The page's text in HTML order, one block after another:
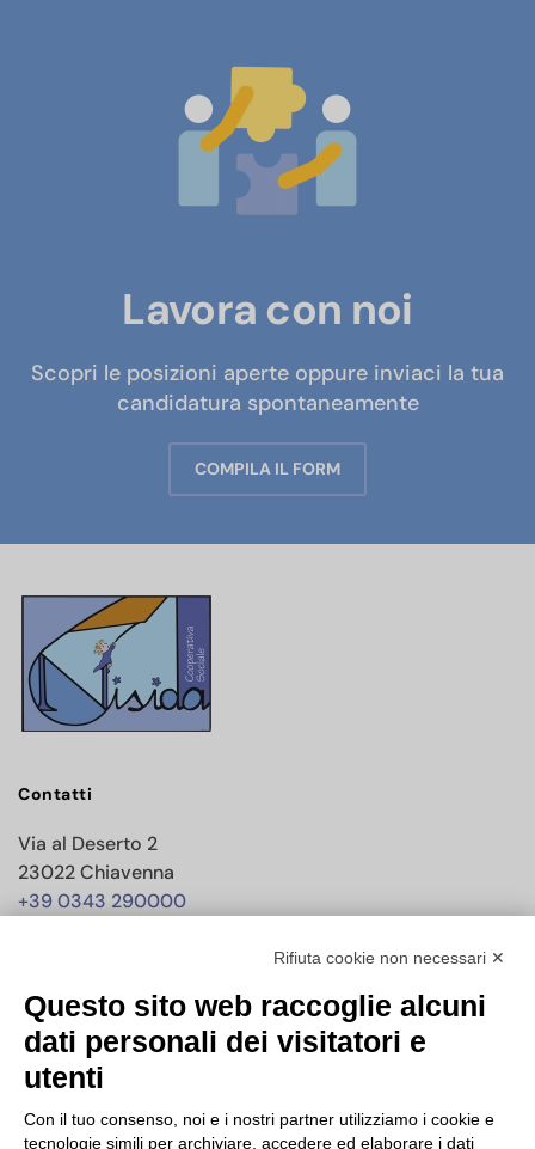
Lavora con noi
Scopri le posizioni aperte oppure inviaci la tua
candidatura spontaneamente
COMPILA IL FORM
Contatti
Via al Deserto 2
23022 Chiavenna
+39 0343 290000
Dati societari
C.F./P.IVA 00619150147
Rifiuta cookie non necessari ✕
Questo sito web raccoglie alcuni
dati personali dei visitatori e
utenti
Con il tuo consenso, noi e i nostri partner utilizziamo i cookie e
tecnologie simili per archiviare, accedere ed elaborare i dati